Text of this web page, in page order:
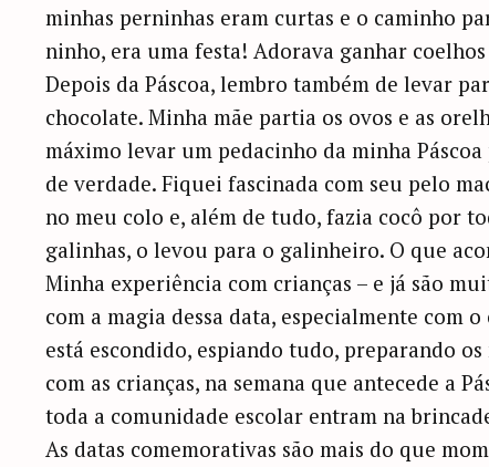
minhas perninhas eram curtas e o caminho
ninho, era uma festa! Adorava ganhar
Depois da Páscoa, lembro também de levar
chocolate. Minha mãe partia os ovos e as
máximo levar um pedacinho da minha
de verdade. Fiquei fascinada com seu pelo
no meu colo e, além de tudo, fazia cocô por
galinhas, o levou para o galinheiro. O que
Minha experiência com crianças – e já são
com a magia dessa data, especialmente com
está escondido, espiando tudo, preparando
com as crianças, na semana que antecede a
toda a comunidade escolar entram na
As datas comemorativas são mais do que